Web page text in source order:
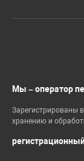
Мы – оператор
Зарегистрированы
хранению и